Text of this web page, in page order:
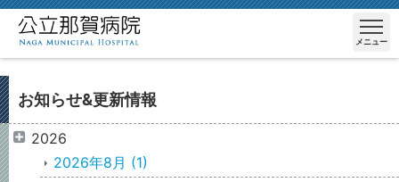
メニュー
お知らせ&更新情報
2026
2026年8月 (1)